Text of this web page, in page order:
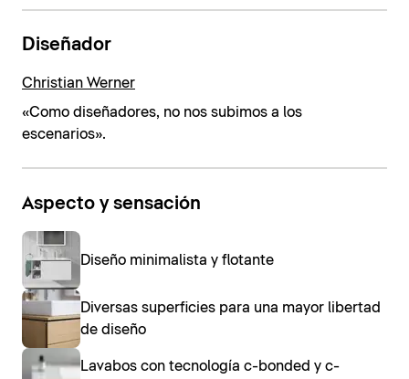
Diseñador
Christian Werner
«Como diseñadores, no nos subimos a los
escenarios».
Aspecto y sensación
Diseño minimalista y flotante
Diversas superficies para una mayor libertad
de diseño
Lavabos con tecnología c-bonded y c-